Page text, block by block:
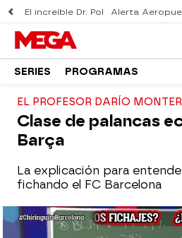
El increíble Dr. Pol Alerta
SERIES PROGRAMAS
EL PROFESOR DARÍO
Clase de palancas
Barça
La explicación para
fichando el FC Barcelona